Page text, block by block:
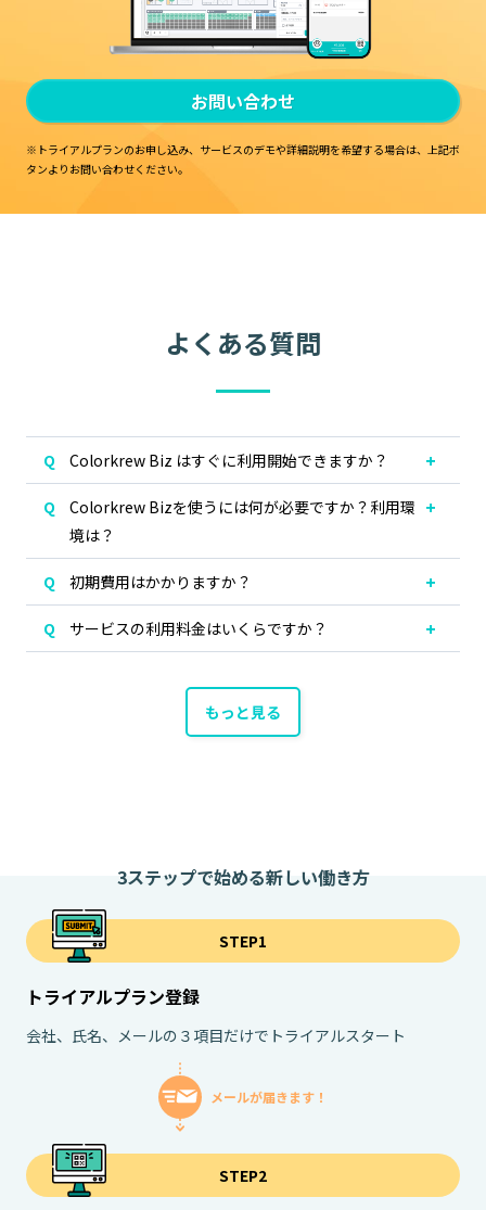
お問い合わせ
※トライアルプランのお申し込み、サービスのデモや詳細説明を希望する場合は、 上記ボ
タンよりお問い合わせください。
よくある質問
Colorkrew Biz はすぐに利用開始できますか？
Colorkrew Bizを使うには何が必要ですか？利用環
境は？
初期費用はかかりますか？
サービスの利用料金はいくらですか？
もっと見る
3ステップで始める新しい働き方
STEP1
トライアルプラン登録
会社、氏名、メールの３項目だけでトライアルスタート
メールが届きます！
STEP2